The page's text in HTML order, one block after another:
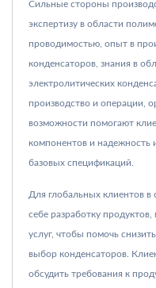
Сильные стороны
экспертизу в области
проводимостью, опыт в
конденсаторов, знания в
электролитических
производство и операции,
возможности помогают
компонентов и надежность
базовых спецификаций.
Для глобальных клиентов в
себе разработку
услуг, чтобы помочь
выбор конденсаторов.
обсудить требования к